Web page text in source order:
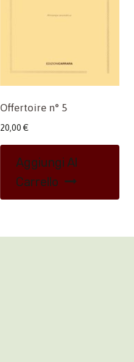
Offertoire n° 5
20,00 €
Aggiungi Al
Carrello